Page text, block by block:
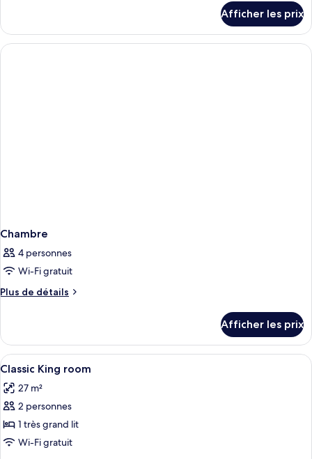
Suite
Suite
Afficher les prix
Chambre
4 personnes
Wi-Fi gratuit
Plus de détails
Plus
Chambre
Afficher les prix
Afficher
toutes
les
photos
pour
ce
Une chambre d’hôtel avec un
3
Classic King room
27 m²
2 personnes
1 très grand lit
Wi-Fi gratuit